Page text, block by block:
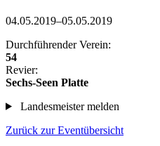
04.05.2019–05.05.2019
Durchführender Verein:
54
Revier:
Sechs-Seen Platte
Landesmeister melden
Zurück zur Eventübersicht